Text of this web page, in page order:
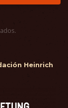
Heinrich